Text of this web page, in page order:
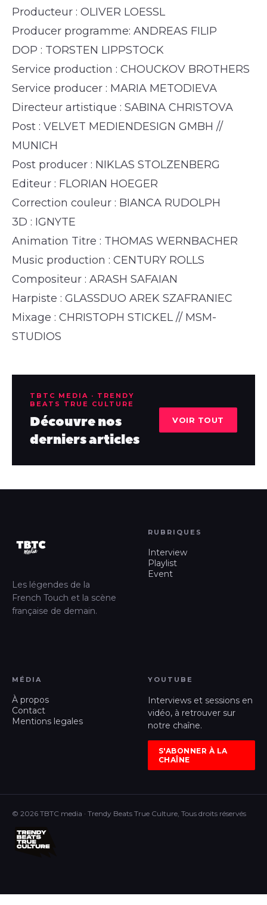
Producteur : OLIVER LOESSL
Producer programme: ANDREAS FILIP
DOP : TORSTEN LIPPSTOCK
Service production : CHOUCKOV BROTHERS
Service producer : MARIA METODIEVA
Directeur artistique : SABINA CHRISTOVA
Post : VELVET MEDIENDESIGN GMBH //
MUNICH
Post producer : NIKLAS STOLZENBERG
Editeur : FLORIAN HOEGER
Correction couleur : BIANCA RUDOLPH
3D : IGNYTE
Animation Titre : THOMAS WERNBACHER
Music production : CENTURY ROLLS
Compositeur : ARASH SAFAIAN
Harpiste : GLASSDUO AREK SZAFRANIEC
Mixage : CHRISTOPH STICKEL // MSM-
STUDIOS
TBTC MEDIA · TRENDY
BEATS TRUE CULTURE
Découvre nos
derniers articles
VOIR TOUT
Les légendes de la
French Touch et la scène
française de demain.
RUBRIQUES
Interview
Playlist
Event
MÉDIA
À propos
Contact
Mentions legales
YOUTUBE
Interviews et sessions en
vidéo, à retrouver sur
notre chaîne.
S'ABONNER À LA
CHAÎNE
© 2026 TBTC media · Trendy Beats True Culture, Tous droits réservés